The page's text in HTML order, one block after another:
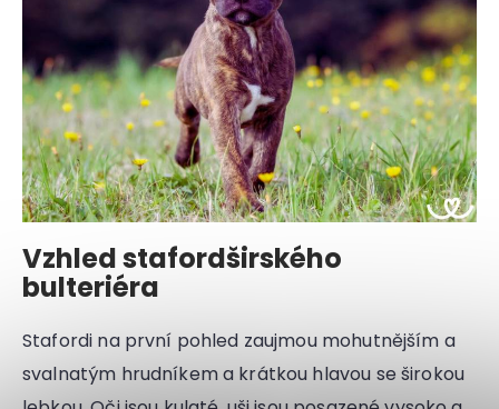
Vzhled stafordširského
bulteriéra
Stafordi na první pohled zaujmou mohutnějším a
svalnatým hrudníkem a krátkou hlavou se širokou